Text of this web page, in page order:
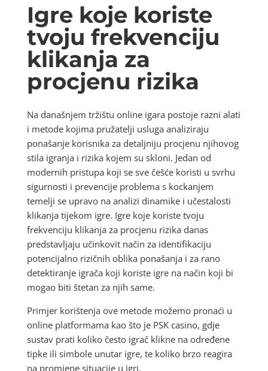
Igre koje koriste
tvoju frekvenciju
klikanja za
procjenu rizika
Na današnjem tržištu online igara postoje razni alati
i metode kojima pružatelji usluga analiziraju
ponašanje korisnika za detaljniju procjenu njihovog
stila igranja i rizika kojem su skloni. Jedan od
modernih pristupa koji se sve češće koristi u svrhu
sigurnosti i prevencije problema s kockanjem
temelji se upravo na analizi dinamike i učestalosti
klikanja tijekom igre. Igre koje koriste tvoju
frekvenciju klikanja za procjenu rizika danas
predstavljaju učinkovit način za identifikaciju
potencijalno rizičnih oblika ponašanja i za rano
detektiranje igrača koji koriste igre na način koji bi
mogao biti štetan za njih same.
Primjer korištenja ove metode možemo pronaći u
online platformama kao što je PSK casino, gdje
sustav prati koliko često igrač klikne na određene
tipke ili simbole unutar igre, te koliko brzo reagira
na promjene situacije u igri.